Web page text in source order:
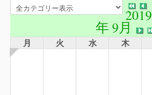
2019
年 9月
月 火 水 木